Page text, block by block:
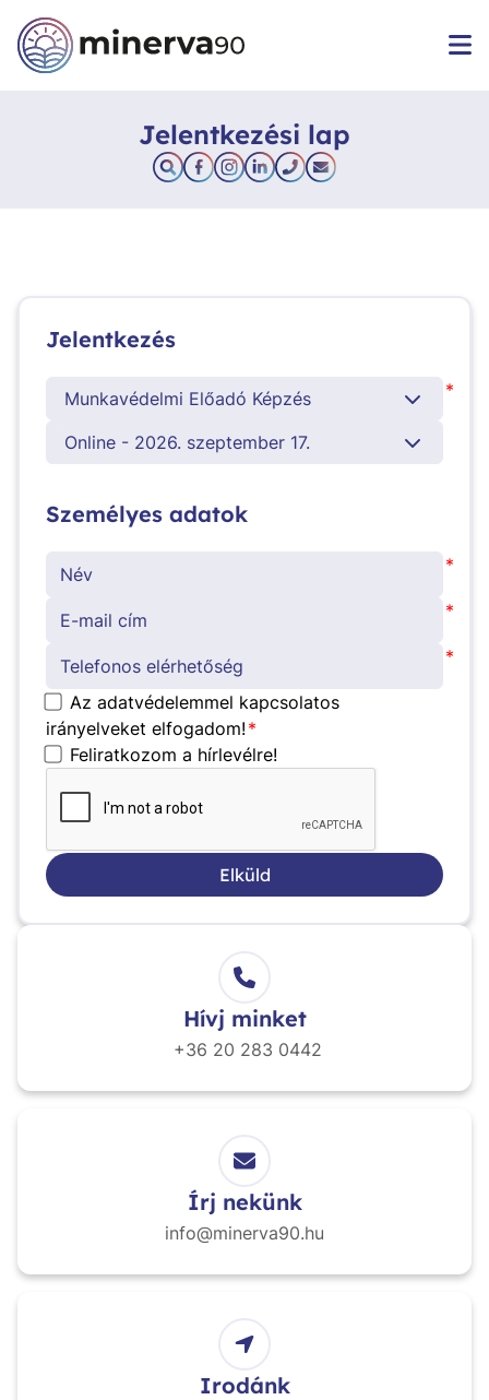
Jelentkezési lap
Jelentkezés
Munkavédelmi Előadó Képzés *
Online - 2026. szeptember 17.
Személyes adatok
*
*
*
Az adatvédelemmel kapcsolatos
irányelveket elfogadom! *
Feliratkozom a hírlevélre!
Elküld
Hívj minket
+36 20 283 0442
Írj nekünk
info@minerva90.hu
Irodánk